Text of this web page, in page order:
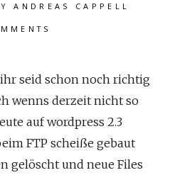
ANDREAS CAPPELL
seid schon noch richtig
wenns derzeit nicht so
auf wordpress 2.3
FTP scheiße gebaut
gelöscht und neue Files